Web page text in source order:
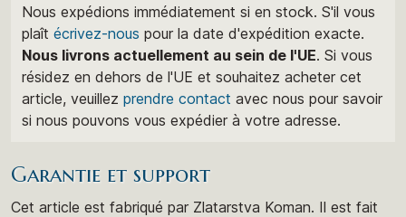
Nous expédions immédiatement si en stock. S'il vous
plaît écrivez-nous pour la date d'expédition exacte.
Nous livrons actuellement au sein de l'UE. Si vous
résidez en dehors de l'UE et souhaitez acheter cet
article, veuillez prendre contact avec nous pour savoir
si nous pouvons vous expédier à votre adresse.
Garantie et support
Cet article est fabriqué par Zlatarstva Koman. Il est fait